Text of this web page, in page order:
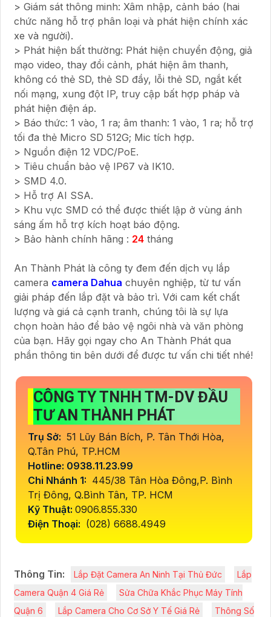
> Giám sát thông minh: Xâm nhập, cảnh báo (hai
chức năng hỗ trợ phân loại và phát hiện chính xác
xe và người).
> Phát hiện bất thường: Phát hiện chuyển động, giả
mạo video, thay đổi cảnh, phát hiện âm thanh,
không có thẻ SD, thẻ SD đầy, lỗi thẻ SD, ngắt kết
nối mạng, xung đột IP, truy cập bất hợp pháp và
phát hiện điện áp.
> Báo thức: 1 vào, 1 ra; âm thanh: 1 vào, 1 ra; hỗ trợ
tối đa thẻ Micro SD 512G; Mic tích hợp.
> Nguồn điện 12 VDC/PoE.
> Tiêu chuẩn bảo vệ IP67 và IK10.
> SMD 4.0.
> Hỗ trợ AI SSA.
> Khu vực SMD có thể được thiết lập ở vùng ánh
sáng ấm hỗ trợ kích hoạt báo động.
> Bảo hành chính hãng : 24 tháng
An Thành Phát là công ty đem đến dịch vụ lắp
camera camera Dahua chuyên nghiệp, từ tư vấn
giải pháp đến lắp đặt và bảo trì. Với cam kết chất
lượng và giá cả cạnh tranh, chúng tôi là sự lựa
chọn hoàn hảo để bảo vệ ngôi nhà và văn phòng
của bạn. Hãy gọi ngay cho An Thành Phát qua
phần thông tin bên dưới để được tư vấn chi tiết nhé!
CÔNG TY TNHH TM-DV ĐẦU
TƯ AN THÀNH PHÁT
Trụ Sở: 51 Lũy Bán Bích, P. Tân Thới Hòa,
Q.Tân Phú, TP.HCM
Hotline: 0938.11.23.99
Chi Nhánh 1: 445/38 Tân Hòa Đông,P. Bình
Trị Đông, Q.Bình Tân, TP. HCM
Kỹ Thuật: 0906.855.330
Điện Thoại: (028) 6688.4949
Thông Tin: Lắp Đặt Camera An Ninh Tại Thủ Đức
Lắp
Camera Quận 4 Giá Rẻ
Sửa Chữa Khắc Phục Máy Tính
Quận 6
Lắp Camera Cho Cơ Sở Y Tế Giá Rẻ
Thông Số